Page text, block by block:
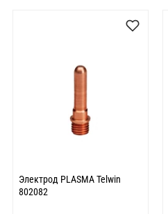
Электрод PLASMA Telwin
802082